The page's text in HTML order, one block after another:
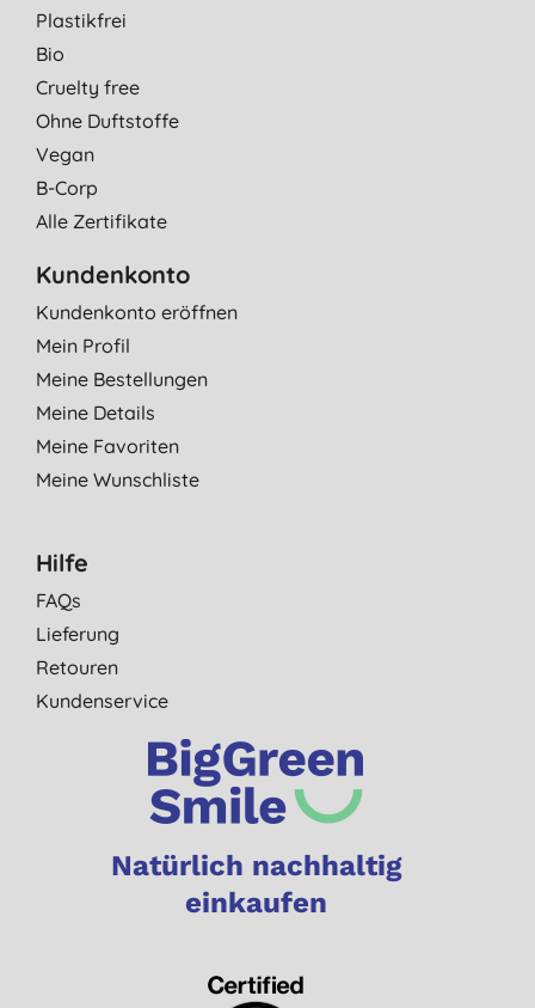
Plastikfrei
Bio
Cruelty free
Ohne Duftstoffe
Vegan
B-Corp
Alle Zertifikate
Kundenkonto
Kundenkonto eröffnen
Mein Profil
Meine Bestellungen
Meine Details
Meine Favoriten
Meine Wunschliste
Hilfe
FAQs
Lieferung
Retouren
Kundenservice
Natürlich nachhaltig
einkaufen